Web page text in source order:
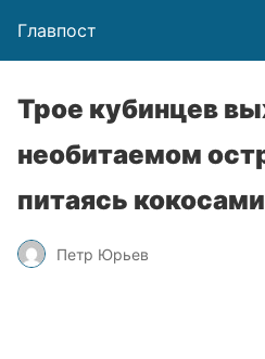
Главпост
Трое кубинцев
необитаемом
питаясь кокосами
Петр Юрьев